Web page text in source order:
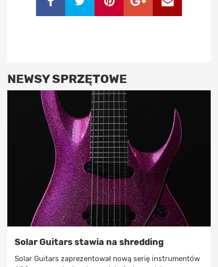
NEWSY SPRZĘTOWE
Solar Guitars stawia na shredding
Solar Guitars zaprezentował nową serię instrumentów